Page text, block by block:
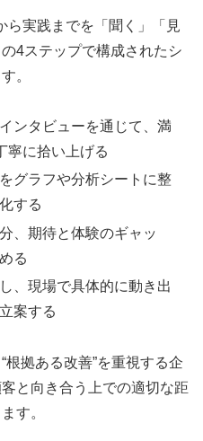
ら実践までを「聞く」「見
4ステップで構成されたシ
。
ンタビューを通じて、満
寧に拾い上げる
グラフや分析シートに整
する
、期待と体験のギャッ
る
、現場で具体的に動き出
案する
根拠ある改善”を重視する企
と向き合う上での適切な距
す。